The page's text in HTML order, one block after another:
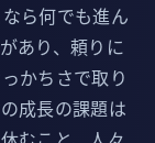
ら何でも進ん
あり、頼りに
かちさで取り
成長の課題は